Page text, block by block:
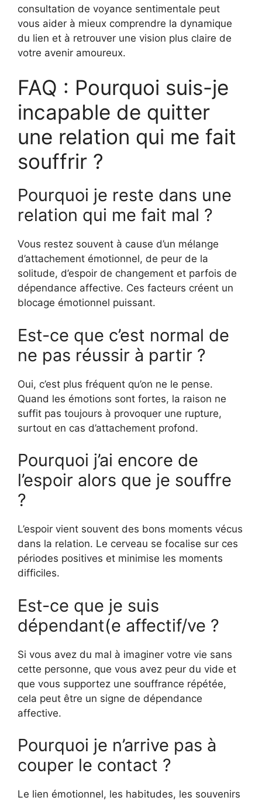
consultation de voyance sentimentale peut
vous aider à mieux comprendre la dynamique
du lien et à retrouver une vision plus claire de
votre avenir amoureux.
FAQ : Pourquoi suis-je
incapable de quitter
une relation qui me fait
souffrir ?
Pourquoi je reste dans une
relation qui me fait mal ?
Vous restez souvent à cause d’un mélange
d’attachement émotionnel, de peur de la
solitude, d’espoir de changement et parfois de
dépendance affective. Ces facteurs créent un
blocage émotionnel puissant.
Est-ce que c’est normal de
ne pas réussir à partir ?
Oui, c’est plus fréquent qu’on ne le pense.
Quand les émotions sont fortes, la raison ne
suffit pas toujours à provoquer une rupture,
surtout en cas d’attachement profond.
Pourquoi j’ai encore de
l’espoir alors que je souffre
?
L’espoir vient souvent des bons moments vécus
dans la relation. Le cerveau se focalise sur ces
périodes positives et minimise les moments
difficiles.
Est-ce que je suis
dépendant(e affectif/ve ?
Si vous avez du mal à imaginer votre vie sans
cette personne, que vous avez peur du vide et
que vous supportez une souffrance répétée,
cela peut être un signe de dépendance
affective.
Pourquoi je n’arrive pas à
couper le contact ?
Le lien émotionnel, les habitudes, les souvenirs